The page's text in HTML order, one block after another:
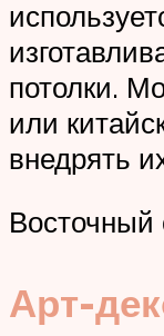
потолки.
или
внедрять
Восточный
Арт-